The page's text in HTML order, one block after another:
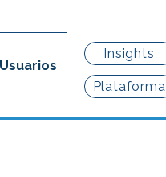
Usuarios
Insights
Plataforma